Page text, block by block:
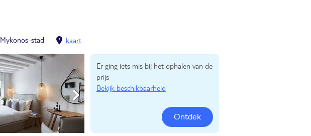
Mykonos-stad kaart
Er ging iets mis bij het ophalen van de
prijs
Bekijk beschikbaarheid
Ontdek